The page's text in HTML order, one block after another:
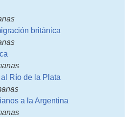
británica
Río de la Plata
a la Argentina